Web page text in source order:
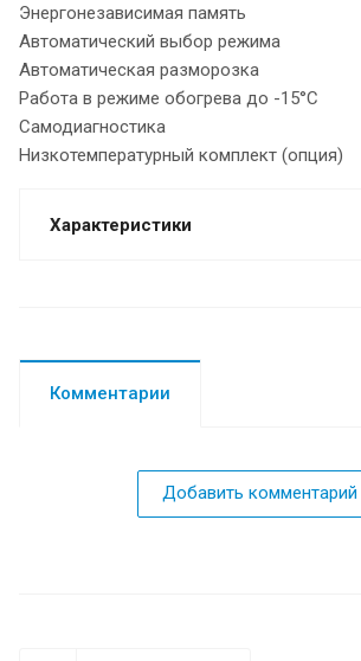
Энергонезависимая память
Автоматический выбор режима
Автоматическая разморозка
Работа в режиме обогрева до -15°C
Самодиагностика
Низкотемпературный комплект (опция)
Характеристики
Комментарии
Добавить комментарий